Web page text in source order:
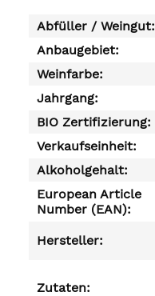
Abfüller / Weingut:
Anbaugebiet:
Weinfarbe:
Jahrgang:
BIO Zertifizierung:
Verkaufseinheit:
Alkoholgehalt:
European Article
Number (EAN):
Hersteller:
Zutaten: